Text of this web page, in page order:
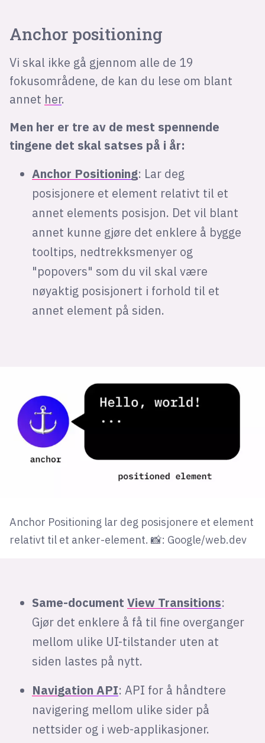
Anchor positioning
Vi skal ikke gå gjennom alle de 19
fokusområdene, de kan du lese om blant
annet her.
Men her er tre av de mest spennende
tingene det skal satses på i år:
Anchor Positioning: Lar deg
posisjonere et element relativt til et
annet elements posisjon. Det vil blant
annet kunne gjøre det enklere å bygge
tooltips, nedtrekksmenyer og
"popovers" som du vil skal være
nøyaktig posisjonert i forhold til et
annet element på siden.
Anchor Positioning lar deg posisjonere et element
relativt til et anker-element. 📸: Google/web.dev
Same-document View Transitions:
Gjør det enklere å få til fine overganger
mellom ulike UI-tilstander uten at
siden lastes på nytt.
Navigation API: API for å håndtere
navigering mellom ulike sider på
nettsider og i web-applikasjoner.